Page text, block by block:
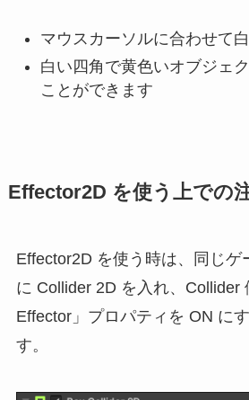
マウスカーソルに合わせて
白い四角で黄色いオブジェ
ことができます
Effector2D を使う上での
Effector2D を使う時は、同じゲ
に Collider 2D を入れ、Collider
Effector」プロパティを ON に
す。